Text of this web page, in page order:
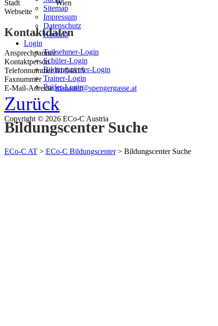
Sitemap
Impressum
Datenschutz
Kontakt
Login
Teilnehmer-Login
Schüler-Login
Bildungscenter-Login
Trainer-Login
Prüfer-Login
Bildungscenter Suche
ECo-C AT> ECo-C Bildungscenter> Bildungscenter Suche
Stadt
Wien
Webseite
Kontaktdaten
Ansprechpartner
Kontaktperson
Telefonnummer 01/54615
Faxnummer
E-Mail-Adresse manager@spengergasse.at
Zurück
Copyright © 2026 ECo-C Austria